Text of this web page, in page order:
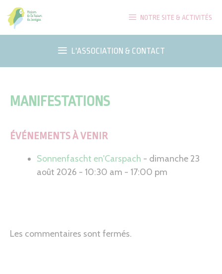
Aller
au
contenu
NOTRE SITE & ACTIVITÉS
L'ASSOCIATION & CONTACT
MANIFESTATIONS
ÉVÉNEMENTS À VENIR
Sonnenfascht en'Carspach - dimanche 23
août 2026 - 10:30 am - 17:00 pm
Les commentaires sont fermés.